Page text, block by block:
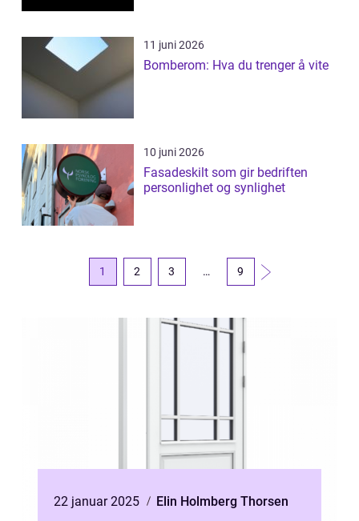
11 juni 2026
Bomberom: Hva du trenger å vite
10 juni 2026
Fasadeskilt som gir bedriften
personlighet og synlighet
1 2 3 … 9
22 januar 2025
Elin Holmberg Thorsen